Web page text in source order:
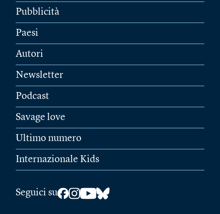
Pubblicità
Paesi
Autori
Newsletter
Podcast
Savage love
Ultimo numero
Internazionale Kids
Seguici su